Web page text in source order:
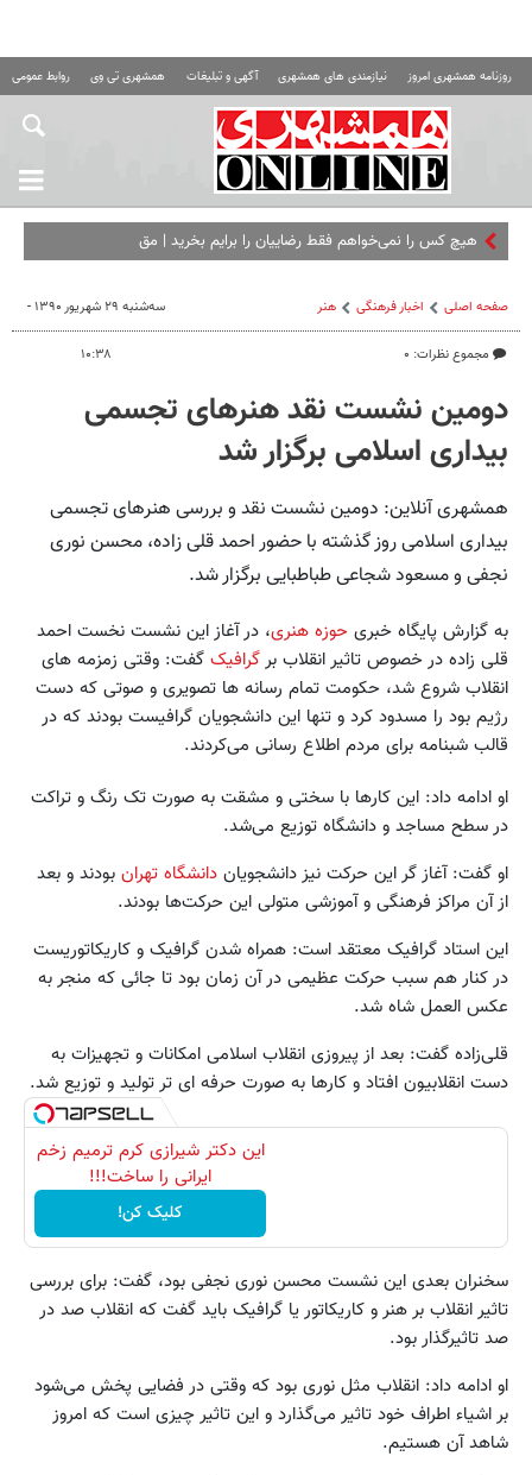
روزنامه همشهری امروز نیازمندی های همشهری آگهی و تبلیغات همشهری تی وی روابط عمومی
هیچ کس را نمی‌خواهم فقط رضاییان را برایم بخرید | مقصد رامین م
صفحه اصلی اخبار فرهنگی هنر
مجموع نظرات: ۰
سه‌شنبه ۲۹ شهریور ۱۳۹۰ -
۱۰:۳۸
دومین نشست نقد هنرهای تجسمی
بیداری اسلامی برگزار شد
همشهری آنلاین: دومین نشست نقد و بررسی هنرهای تجسمی
بیداری اسلامی روز گذشته با حضور احمد قلی زاده، محسن نوری
نجفی و مسعود شجاعی طباطبایی برگزار شد.
به گزارش پایگاه خبری حوزه هنری، در آغاز این نشست نخست احمد
قلی زاده در خصوص تاثیر انقلاب برگرافیک گفت: وقتی زمزمه های
انقلاب شروع شد، حکومت تمام رسانه ها تصویری و صوتی که دست
رژیم بود را مسدود کرد و تنها این دانشجویان گرافیست بودند که در
قالب شبنامه برای مردم اطلاع رسانی می‌کردند.
او ادامه داد: این کارها با سختی و مشقت به صورت تک رنگ و تراکت
در سطح مساجد و دانشگاه توزیع می‌شد.
او گفت: آغاز گر این حرکت نیز دانشجویان دانشگاه تهران بودند و بعد
از آن مراکز فرهنگی و آموزشی متولی این حرکت‌ها بودند.
این استاد گرافیک معتقد است: همراه شدن گرافیک و کاریکاتوریست
در کنار هم سبب حرکت عظیمی در آن زمان بود تا جائی که منجر به
عکس العمل شاه شد.
قلی‌زاده گفت: بعد از پیروزی انقلاب اسلامی امکانات و تجهیزات به
دست انقلابیون افتاد و کارها به صورت حرفه ای تر تولید و توزیع شد.
این دکتر شیرازی کرم ترمیم زخم
ایرانی را ساخت!!!
کلیک کن!
سخنران بعدی این نشست محسن نوری نجفی بود، گفت: برای بررسی
تاثیر انقلاب بر هنر و کاریکاتور یا گرافیک باید گفت که انقلاب صد در
صد تاثیر‌گذار بود.
او ادامه داد: انقلاب مثل نوری بود که وقتی در فضایی پخش می‌شود
بر اشیاء اطراف خود تاثیر می‌گذارد و این تاثیر چیزی است که امروز
شاهد آن هستیم.